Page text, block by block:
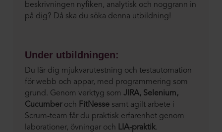
beskrivningen nyfiken, analytisk och noggrann in
på dig? Då ska du söka denna utbildning!
Under utbildningen:
Du lär dig mjukvarutestning och testautomation
för webb och appar, med programmering som
grund. Genom verktyg somJIRA, Selenium,
Cucumberoch FitNesse samt agilt arbete i
Scrum-team får du praktisk erfarenhet genom
laborationer, övningar och LIA-praktik.